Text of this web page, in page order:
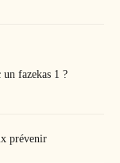
un fazekas 1 ?
prévenir